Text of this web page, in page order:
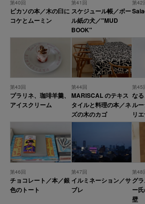
第40回
ピカソの本／木の臼に
コケとムーミン
第41回
スケジュール帳／ボー
ル紙の犬／"MUD
BOOK"
第42
第43回
プラリネ、珈琲羊羹、
アイスクリーム
第44回
MARISCAL のテキス
タイルと料理の本／ネ
ズの木のカゴ
第45
な
ル
リ
第46回
チョコレート／本／銀
色のトート
第47回
イルミネーション／サ
ブレ
第48
グ
ー
壁